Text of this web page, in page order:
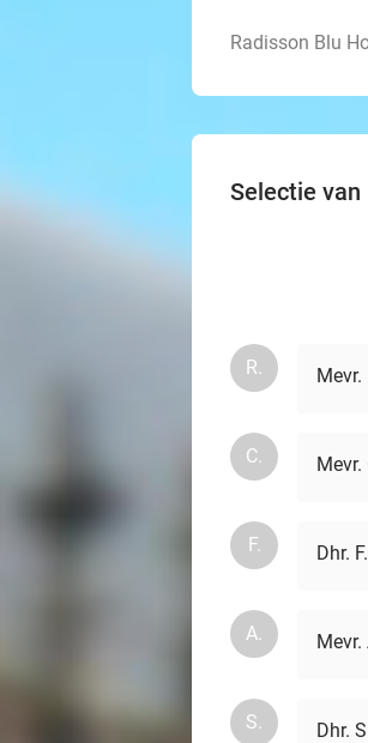
Radisson Blu
Selectie van
R. Mevr.
C. Mevr.
F. Dhr.
A. Mevr.
S. Dhr.